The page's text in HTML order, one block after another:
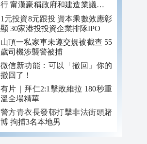
行 甯漢豪稱政府和建造業議會做
好培訓工作
1元投資8元跟投 資本乘數效應彰
顯 30家港投投資企業排隊IPO
山頂一私家車未遵交規被截查 55
歲司機涉襲警被捕
微信新功能：可以「撤回」你的
撤回了！
有片｜拜仁2:1擊敗維拉 180秒重
溫全場精華
警方青衣長發邨打擊非法街頭賭
博 拘捕3名本地男